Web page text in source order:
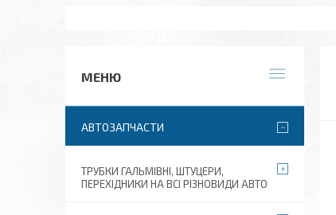
АВТОЗАПЧАСТИ
ТРУБКИ ГАЛЬМІВНІ, ШТУЦЕРИ,
ПЕРЕХІДНИКИ НА ВСІ РІЗНОВИДИ АВТО